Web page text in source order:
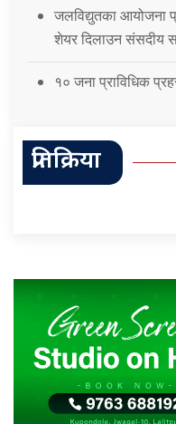
जलविद्युतका आयोजना
शेयर दिलाउन संसदीय
१० जना प्राविधिक
प्रतिक्रिया